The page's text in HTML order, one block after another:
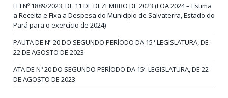
LEI Nº 1889/2023, DE 11 DE DEZEMBRO DE 2023 (LOA 2024 – Estima
a Receita e Fixa a Despesa do Município de Salvaterra, Estado do
Pará para o exercício de 2024)
PAUTA DE Nº 20 DO SEGUNDO PERÍODO DA 15ª LEGISLATURA, DE
22 DE AGOSTO DE 2023
ATA DE Nº 20 DO SEGUNDO PERÍODO DA 15ª LEGISLATURA, DE 22
DE AGOSTO DE 2023